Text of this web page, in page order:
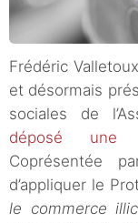
Frédéric
et désormais
sociales de
déposé une
Coprésentée
d’appliquer le
le commerce